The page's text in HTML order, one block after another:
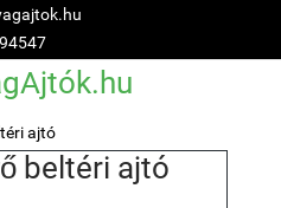
ajtó
beltéri ajtó